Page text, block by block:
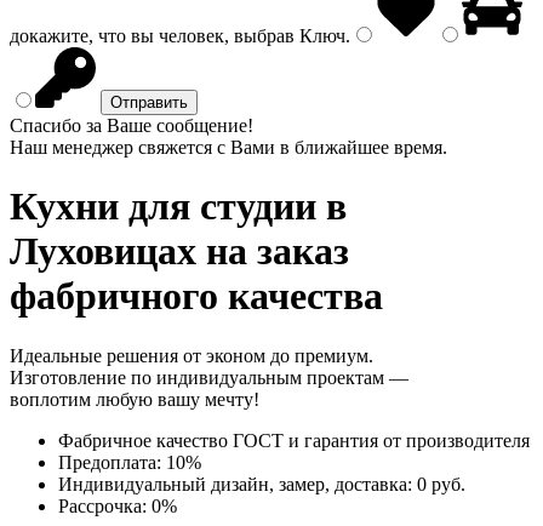
докажите, что вы человек, выбрав Ключ.
Спасибо за Ваше сообщение!
Наш менеджер свяжется с Вами в ближайшее время.
Кухни для студии в
Луховицах на заказ
фабричного качества
Идеальные решения от эконом до премиум.
Изготовление по индивидуальным проектам —
воплотим любую вашу мечту!
Фабричное качество ГОСТ и гарантия от производителя
Предоплата: 10%
Индивидуальный дизайн, замер, доставка: 0 руб.
Рассрочка: 0%